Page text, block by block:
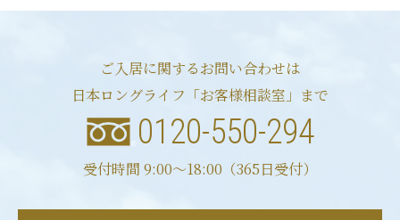
ご入居に関するお問い合わせは
日本ロングライフ「お客様相談室」まで
0120-550-294
受付時間 9:00〜18:00（365日受付）